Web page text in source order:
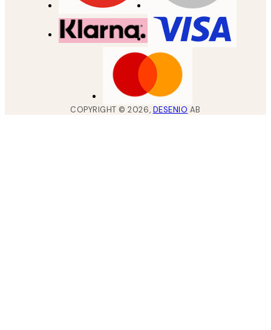
COPYRIGHT ©2026, DESENIO AB